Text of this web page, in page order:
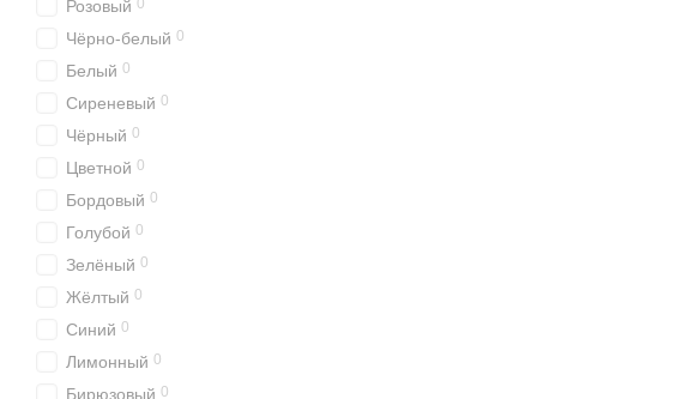
Розовый 0
Чёрно-белый 0
Белый 0
Сиреневый 0
Чёрный 0
Цветной 0
Бордовый 0
Голубой 0
Зелёный 0
Жёлтый 0
Синий 0
Лимонный 0
Бирюзовый 0